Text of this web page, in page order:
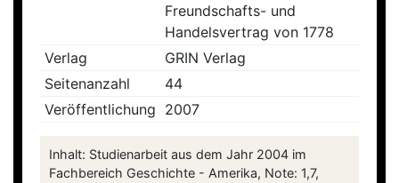
Freundschafts- und
Handelsvertrag von 1778
Verlag
GRIN Verlag
Seitenanzahl
44
Veröffentlichung 2007
Inhalt: Studienarbeit aus dem Jahr 2004 im
Fachbereich Geschichte - Amerika, Note: 1,7,